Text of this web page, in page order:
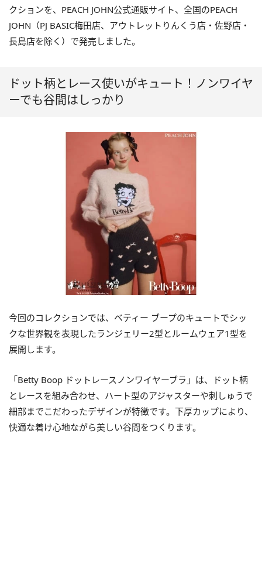
クションを、PEACH JOHN公式通販サイト、全国のPEACH
JOHN（PJ BASIC梅田店、アウトレットりんくう店・佐野店・
長島店を除く）で発売しました。
ドット柄とレース使いがキュート！ノンワイヤ
ーでも谷間はしっかり
今回のコレクションでは、ベティー ブープのキュートでシッ
クな世界観を表現したランジェリー2型とルームウェア1型を
展開します。
「Betty Boop ドットレースノンワイヤーブラ」は、ドット柄
とレースを組み合わせ、ハート型のアジャスターや刺しゅうで
細部までこだわったデザインが特徴です。下厚カップにより、
快適な着け心地ながら美しい谷間をつくります。